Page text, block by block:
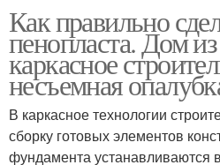
Как правильно
пенопласта. Дом
каркасное
несъемная
В каркасное технологии
сборку готовых элементов
фундамента устанавливаются